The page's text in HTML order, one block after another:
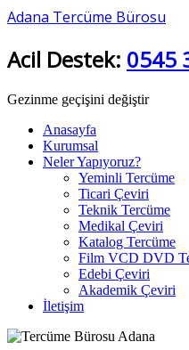
Adana Tercüme Bürosu
Acil Destek: 0545
Gezinme geçişini değiştir
Anasayfa
Kurumsal
Neler Yapıyoruz?
Yeminli Tercüme
Ticari Çeviri
Teknik Tercüme
Medikal Çeviri
Katalog Tercüme
Film VCD DVD
Edebi Çeviri
Akademik Çeviri
İletişim